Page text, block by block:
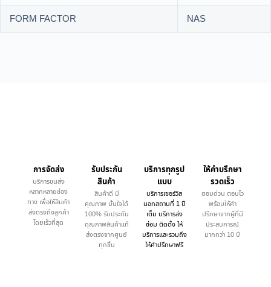
FORM FACTOR
NAS
การจัดส่ง
บริการขนส่ง
หลากหลายช่อง
ทาง เพื่อให้สินค้า
ส่งตรงถึงลูกค้า
โดยเร็วที่สุด
รับประกัน
สินค้า
สินค้าดี มี
คุณภาพ มั่นใจได้
100% รับประกัน
คุณภาพสินค้าแท้
ส่งตรงจากศูนย์
ทุกชิ้น
บริการทุกรูป
แบบ
บริการเซอร์วิส
นอกสถานที่ 1 ปี
เต็ม บริการส่ง
ซ่อม ติดตั้ง ให้
บริการและรวมถึง
ให้คำปรึกษาฟรี
ให้คำบรึกษา
รวดเร็ว
ตอบด่วน ตอบไว
พร้อมให้คำ
ปรึกษาจากผู้ที่มี
ประสบการณ์
มากกว่า 10 ปี